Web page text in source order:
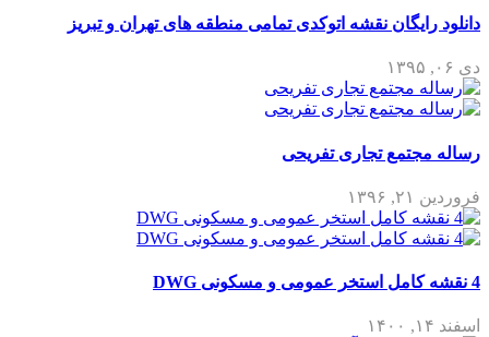
دانلود رایگان نقشه اتوکدی تمامی منطقه های تهران و تبریز
دی ۰۶, ۱۳۹۵
رساله مجتمع تجاری تفریحی
فروردین ۲۱, ۱۳۹۶
4 نقشه کامل استخر عمومی و مسکونی DWG
اسفند ۱۴, ۱۴۰۰